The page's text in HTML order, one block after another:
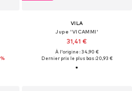
VILA
Jupe 'VICAMMI'
31,41 €
À l'origine : 34,90 €
Dernier prix le plus bas :20,93 €